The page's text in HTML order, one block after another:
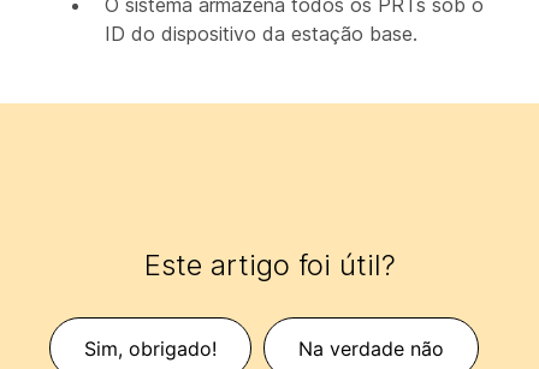
ID do dispositivo da estação base.
Este artigo foi útil?
Sim, obrigado! Na verdade não